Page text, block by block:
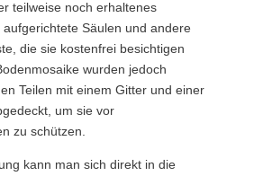
teilweise noch erhaltenes
Säulen und andere
die sie kostenfrei besichtigen
wurden jedoch
Teilen mit einem Gitter und einer
um sie vor
zu schützen.
kann man sich direkt in die